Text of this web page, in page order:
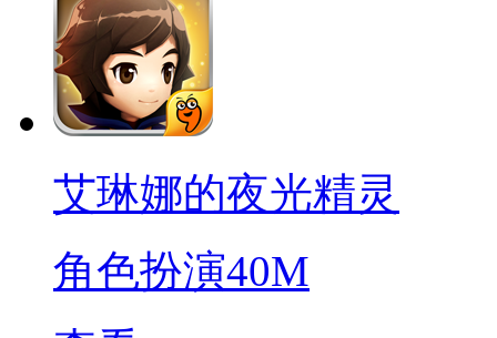
艾琳娜的夜光精灵
角色扮演40M